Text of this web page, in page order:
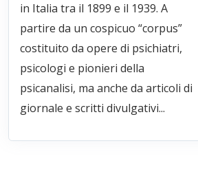
in Italia tra il 1899 e il 1939. A
partire da un cospicuo “corpus”
costituito da opere di psichiatri,
psicologi e pionieri della
psicanalisi, ma anche da articoli di
giornale e scritti divulgativi...